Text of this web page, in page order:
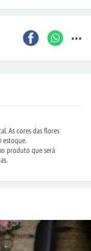
...
As cores das flores
estoque.
produto que será